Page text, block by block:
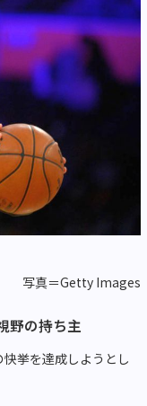
写真＝Getty Images
野の持ち主
挙を達成しようとし